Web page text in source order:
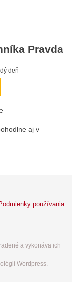
Pravda
deň
aj v
používania
a vykonáva ich
Wordpress.